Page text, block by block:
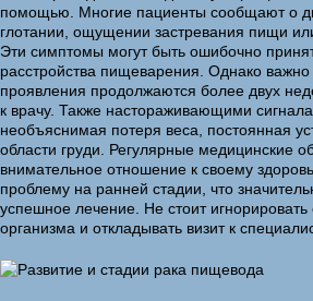
помощью. Многие пациенты сообщают о
глотании, ощущении застревания пищи
Эти симптомы могут быть ошибочно
расстройства пищеварения. Однако важно
проявления продолжаются более двух
к врачу. Также настораживающими
необъяснимая потеря веса, постоянная
области груди. Регулярные медицинские
внимательное отношение к своему
проблему на ранней стадии, что
успешное лечение. Не стоит игнорировать
организма и откладывать визит к